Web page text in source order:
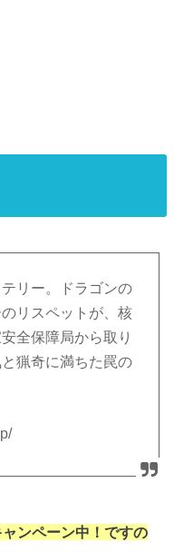
リー。ドラゴンの
リスペットが、核
全保障局から取り
猟奇に満ちた罠の
ンペーン中！ですの